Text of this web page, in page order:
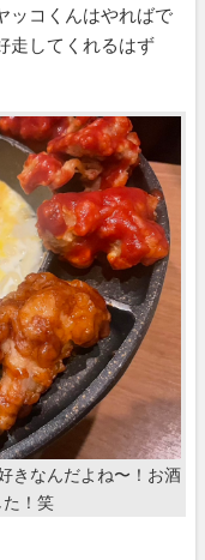
ッコくんはやればで
走してくれるはず
きなんだよね〜！お酒
！笑